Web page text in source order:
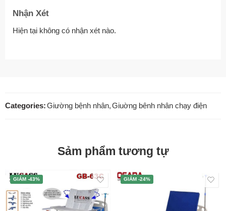
Nhận Xét
Hiện tại không có nhận xét nào.
Categories:Giường bệnh nhân,Giuờng bênh nhân chạy điện
Sảm phẩm tương tự
GIẢM -43% GIẢM -24%